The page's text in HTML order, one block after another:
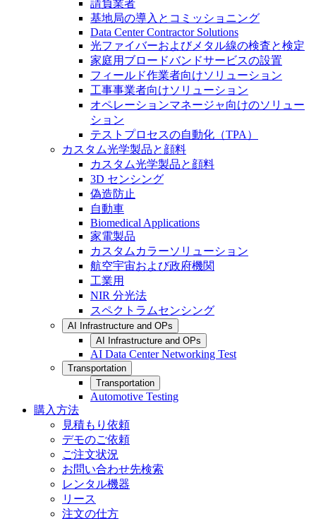
請負業者
基地局の導入とコミッショニング
Data Center Contractor Solutions
光ファイバーおよびメタル線の検査と検定
家庭用ブロードバンドサービスの設置
フィールド作業者向けソリューション
工事事業者向けソリューション
オペレーションマネージャ向けのソリュー
ション
テストプロセスの自動化（TPA）
カスタム光学製品と顔料
カスタム光学製品と顔料
3D センシング
偽造防止
自動車
Biomedical Applications
家電製品
カスタムカラーソリューション
航空宇宙および政府機関
工業用
NIR 分光法
スペクトラムセンシング
AI Infrastructure and OPs
AI Infrastructure and OPs
AI Data Center Networking Test
Transportation
Transportation
Automotive Testing
購入方法
見積もり依頼
デモのご依頼
ご注文状況
お問い合わせ先検索
レンタル機器
リース
注文の仕方